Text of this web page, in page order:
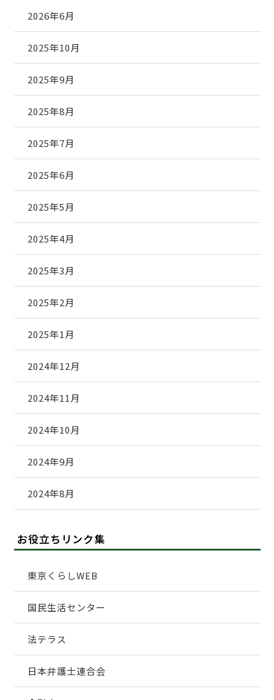
2026年6月
2025年10月
2025年9月
2025年8月
2025年7月
2025年6月
2025年5月
2025年4月
2025年3月
2025年2月
2025年1月
2024年12月
2024年11月
2024年10月
2024年9月
2024年8月
お役立ちリンク集
東京くらしWEB
国民生活センター
法テラス
日本弁護士連合会